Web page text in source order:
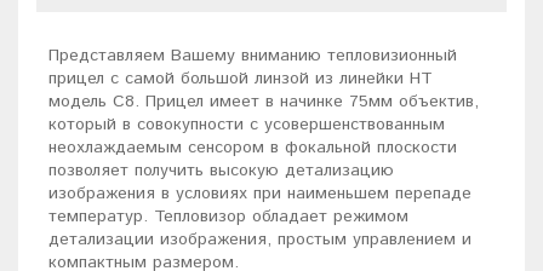
Представляем Вашему вниманию тепловизионный
прицел с самой большой линзой из линейки HT
модель C8. Прицел имеет в начинке 75мм объектив,
который в совокупности с усовершенствованным
неохлаждаемым сенсором в фокальной плоскости
позволяет получить высокую детализацию
изображения в условиях при наименьшем перепаде
температур. Тепловизор обладает режимом
детализации изображения, простым управлением и
компактным размером.